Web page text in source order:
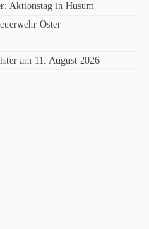
Aktionstag in Husum
Oster-
am 11. August 2026